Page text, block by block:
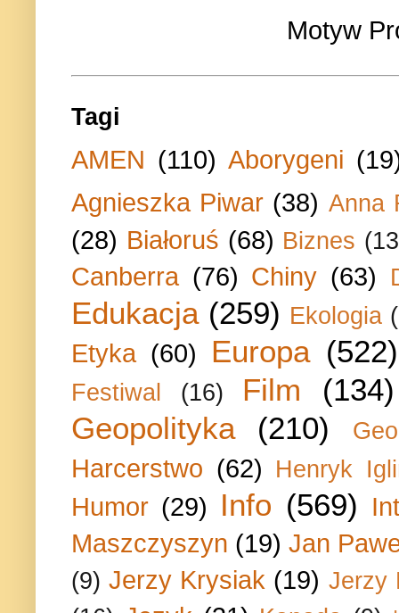
Motyw
Tagi
AMEN (110) Aborygeni
Agnieszka Piwar (38) Anna
(28) Białoruś (68) Biznes
Canberra (76) Chiny (63)
Edukacja (259) Ekologia
Etyka (60) Europa (522)
Festiwal (16) Film
(134)
Geopolityka
(210)
Harcerstwo (62) Henryk
Humor (29) Info (569)
Maszczyszyn (19) Jan
(9) Jerzy Krysiak (19) Jerzy